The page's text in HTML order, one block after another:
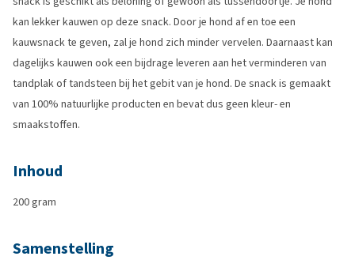
kan lekker kauwen op deze snack. Door je hond af en toe een
kauwsnack te geven, zal je hond zich minder vervelen. Daarnaast kan
dagelijks kauwen ook een bijdrage leveren aan het verminderen van
tandplak of tandsteen bij het gebit van je hond. De snack is gemaakt
van 100% natuurlijke producten en bevat dus geen kleur- en
smaakstoffen.
Inhoud
200 gram
Samenstelling